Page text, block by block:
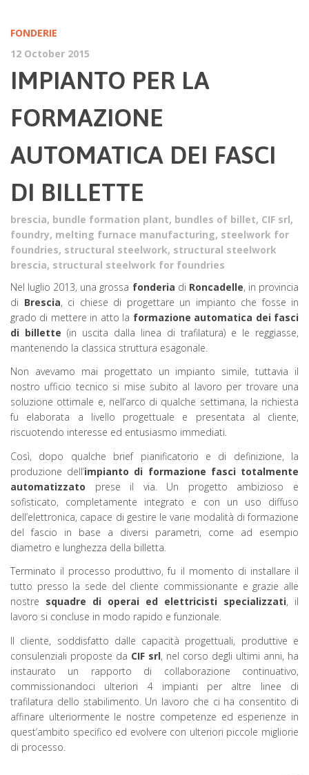
FONDERIE
12 October 2015
IMPIANTO PER LA
FORMAZIONE
AUTOMATICA DEI FASCI
DI BILLETTE
brescia, bundle formation plant, bundles of billet, CIF srl,
foundry, melting furnace manufacturing, steelwork for
foundries, structural steelwork, structural steelwork
brescia, structural steelwork for foundries
Nel luglio 2013, una grossa fonderia di Roncadelle, in provincia
di Brescia, ci chiese di progettare un impianto che fosse in
grado di mettere in atto la formazione automatica dei fasci
di billette (in uscita dalla linea di trafilatura) e le reggiasse,
mantenendo la classica struttura esagonale.
Non avevamo mai progettato un impianto simile, tuttavia il
nostro ufficio tecnico si mise subito al lavoro per trovare una
soluzione ottimale e, nell’arco di qualche settimana, la richiesta
fu elaborata a livello progettuale e presentata al cliente,
riscuotendo interesse ed entusiasmo immediati.
Così, dopo qualche brief pianificatorio e di definizione, la
produzione dell’impianto di formazione fasci totalmente
automatizzato prese il via. Un progetto ambizioso e
sofisticato, completamente integrato e con un uso diffuso
dell’elettronica, capace di gestire le varie modalità di formazione
del fascio in base a diversi parametri, come ad esempio
diametro e lunghezza della billetta.
Terminato il processo produttivo, fu il momento di installare il
tutto presso la sede del cliente commissionante e grazie alle
nostre squadre di operai ed elettricisti specializzati, il
lavoro si concluse in modo rapido e funzionale.
Il cliente, soddisfatto dalle capacità progettuali, produttive e
consulenziali proposte da CIF srl, nel corso degli ultimi anni, ha
instaurato un rapporto di collaborazione continuativo,
commissionandoci ulteriori 4 impianti per altre linee di
trafilatura dello stabilimento. Un lavoro che ci ha consentito di
affinare ulteriormente le nostre competenze ed esperienze in
quest’ambito specifico ed evolvere con ulteriori piccole migliorie
di processo.